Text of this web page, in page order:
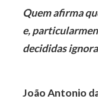
Quem afirma
e,
decididas
João Antonio